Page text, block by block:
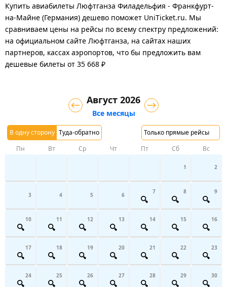
Купить авиабилеты Люфтганза Филадельфия - Франкфурт-
на-Майне (Германия) дешево поможет UniTicket.ru. Мы
сравниваем цены на рейсы по всему спектру предложений:
на официальном сайте Люфтганза, на сайтах наших
партнеров, кассах аэропортов, что бы предложить вам
дешевые билеты от 35 668 ₽
В одну сторону Туда-обратно Только прямые рейсы
Август 2026
Все месяцы
Пн Вт Ср Чт Пт Сб Вс
1 2
3 4 5 6 7 8 9
10 11 12 13 14 15 16
17 18 19 20 21 22 23
24 25 26 27 28 29 30